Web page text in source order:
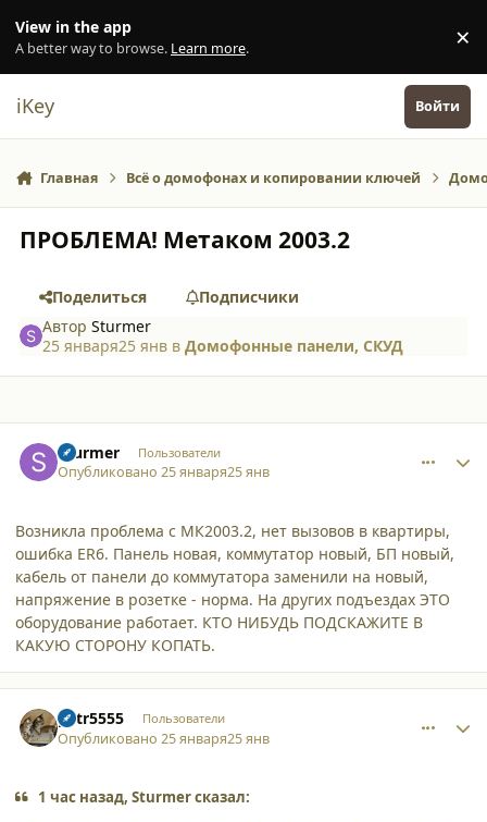
View in the app
A better way to browse. Learn more. ×
iKey Войти
Главная Всё о домофонах и копировании ключей
ПРОБЛЕМА! Метаком 2003.2
Поделиться
Подписчики
АвторSturmer
25 января25 янв вДомофонные панели, СКУД
Sturmer Пользователи
Опубликовано25 января25 янв
Возникла проблема с МК2003.2, нет вызовов в квартиры,
ошибка ER6. Панель новая, коммутатор новый, БП новый,
кабель от панели до коммутатора заменили на новый,
напряжение в розетке - норма. На других подъездах ЭТО
оборудование работает. КТО НИБУДЬ ПОДСКАЖИТЕ В
КАКУЮ СТОРОНУ КОПАТЬ.
petr5555 Пользователи
Опубликовано25 января25 янв
1 час назад, Sturmer сказал: